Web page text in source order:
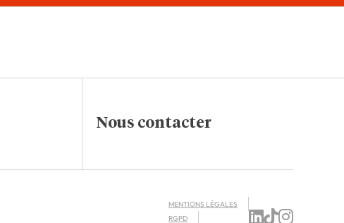
Nous contacter
MENTIONS LÉGALES
RGPD